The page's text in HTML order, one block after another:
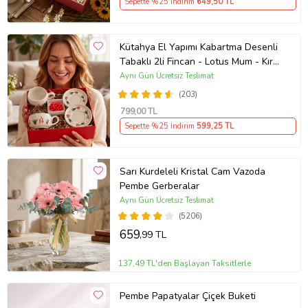
Kütahya El Yapımı Kabartma Desenli
Tabaklı 2li Fincan - Lotus Mum - Kır
Bahçesi Temalı
(203)
Aynı Gün Ücretsiz Teslimat
799,00 TL
Sepette %25 İndirim 599,25 TL
Sarı Kurdeleli Kristal Cam Vazoda
Pembe Gerberalar
(5206)
Aynı Gün Ücretsiz Teslimat
659,99 TL
137,49 TL'den Başlayan Taksitlerle
Pembe Papatyalar Çiçek Buketi